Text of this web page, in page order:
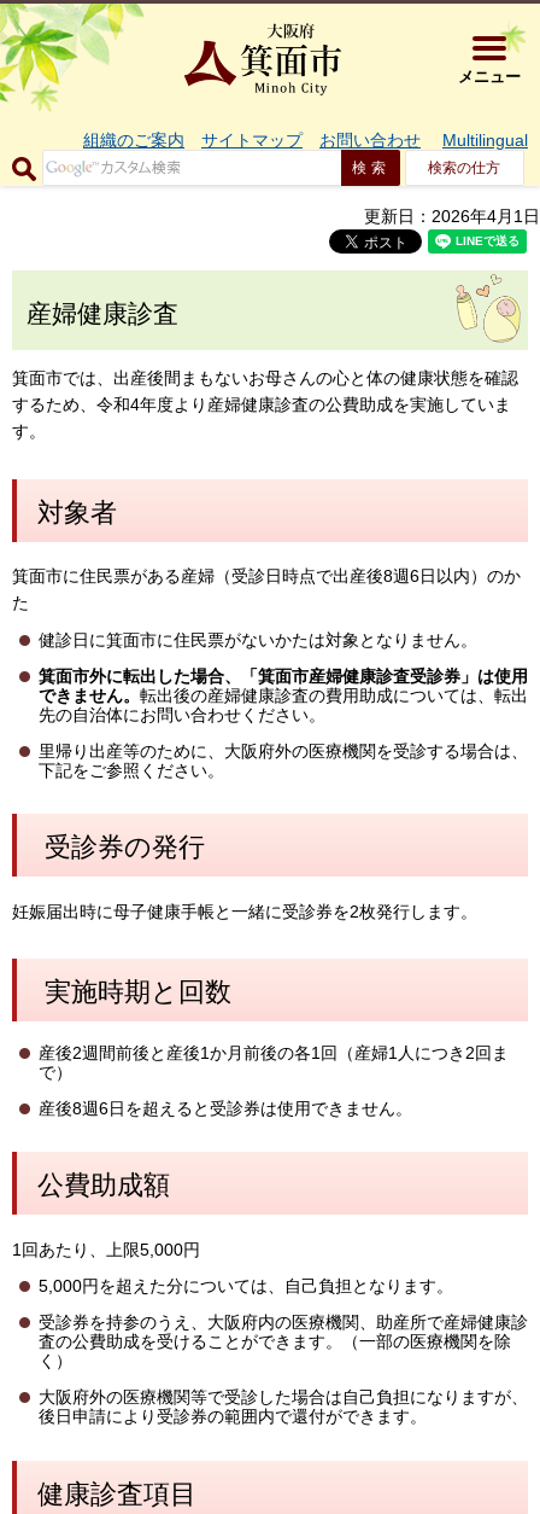
大阪府箕
メニュー
組織のご案内 サイトマップ お問い合わせ Multilingual
検索の仕方
更新日：2026年4月1日
産婦健康診査
箕面市では、出産後間まもないお母さんの心と体の健康状態を確認
するため、令和4年度より産婦健康診査の公費助成を実施していま
す。
対象者
箕面市に住民票がある産婦（受診日時点で出産後8週6日以内）のか
た
健診日に箕面市に住民票がないかたは対象となりません。
箕面市外に転出した場合、「箕面市産婦健康診査受診券」は使用
できません。 転出後の産婦健康診査の費用助成については、転出
先の自治体にお問い合わせください。
里帰り出産等のために、大阪府外の医療機関を受診する場合は、
下記をご参照ください。
受診券の発行
妊娠届出時に母子健康手帳と一緒に受診券を2枚発行します。
実施時期と回数
産後2週間前後と産後1か月前後の各1回（産婦1人につき2回ま
で）
産後8週6日を超えると受診券は使用できません。
公費助成額
1回あたり、上限5,000円
5,000円を超えた分については、自己負担となります。
受診券を持参のうえ、大阪府内の医療機関、助産所で産婦健康診
査の公費助成を受けることができます。（一部の医療機関を除
く）
大阪府外の医療機関等で受診した場合は自己負担になりますが、
後日申請により受診券の範囲内で還付ができます。
健康診査項目